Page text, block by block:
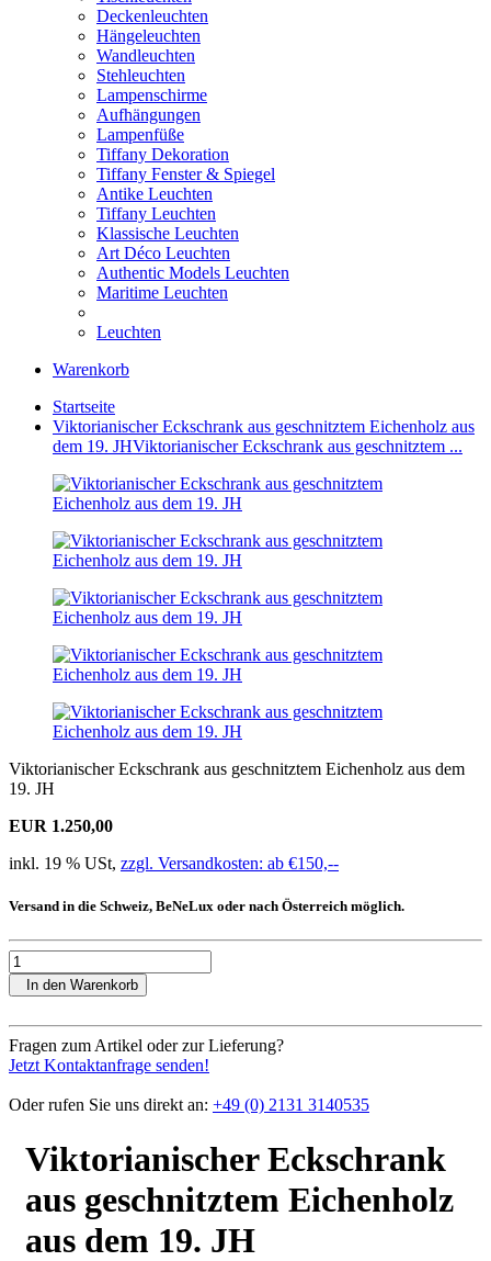
Deckenleuchten
Hängeleuchten
Wandleuchten
Stehleuchten
Lampenschirme
Aufhängungen
Lampenfüße
Tiffany Dekoration
Tiffany Fenster & Spiegel
Antike Leuchten
Tiffany Leuchten
Klassische Leuchten
Art Déco Leuchten
Authentic Models Leuchten
Maritime Leuchten
Leuchten
Warenkorb
Startseite
Viktorianischer Eckschrank aus geschnitztem Eichenholz aus
dem 19. JHViktorianischer Eckschrank aus geschnitztem ...
Viktorianischer Eckschrank aus geschnitztem Eichenholz aus dem
19. JH
EUR 1.250,00
inkl. 19 % USt, zzgl. Versandkosten: ab €150,--
Versand in die Schweiz, BeNeLux oder nach Österreich möglich.
In den Warenkorb
Fragen zum Artikel oder zur Lieferung?
Jetzt Kontaktanfrage senden!
Oder rufen Sie uns direkt an: +49 (0) 2131 3140535
Viktorianischer Eckschrank
aus geschnitztem Eichenholz
aus dem 19. JH